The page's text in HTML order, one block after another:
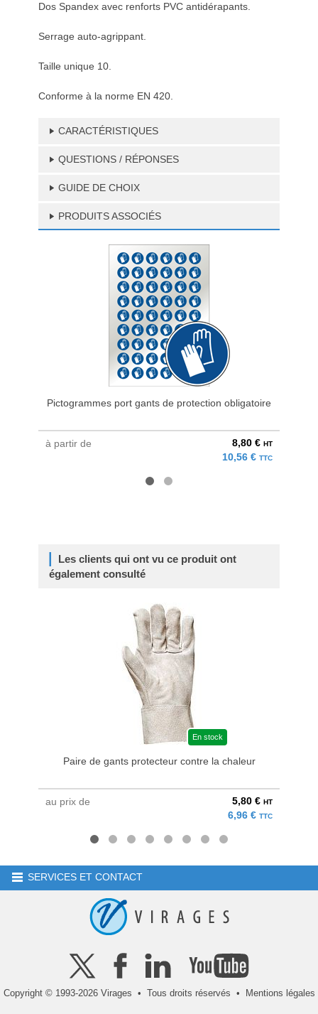
Dos Spandex avec renforts PVC antidérapants.
Serrage auto-agrippant.
Taille unique 10.
Conforme à la norme EN 420.
CARACTÉRISTIQUES
QUESTIONS / RÉPONSES
GUIDE DE CHOIX
PRODUITS ASSOCIÉS
Pictogrammes port gants de protection obligatoire
à partir de 8,80 € HT
10,56 € TTC
Les clients qui ont vu ce produit ont
également consulté
En stock
Paire de gants protecteur contre la chaleur
au prix de 5,80 € HT
6,96 € TTC
SERVICES ET CONTACT
Copyright © 1993-2026 Virages • Tous droits réservés • Mentions légales